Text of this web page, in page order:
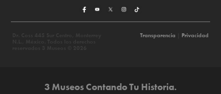
Transparencia Privacidad
3 Museos Contando Tu Historia.